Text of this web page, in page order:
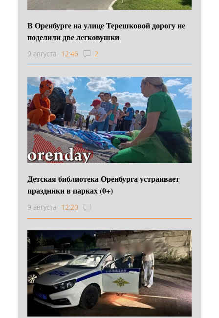
В Оренбурге на улице Терешковой дорогу не
поделили две легковушки
9 августа 12:46 2
Детская библиотека Оренбурга устраивает
праздники в парках (0+)
9 августа 12:20